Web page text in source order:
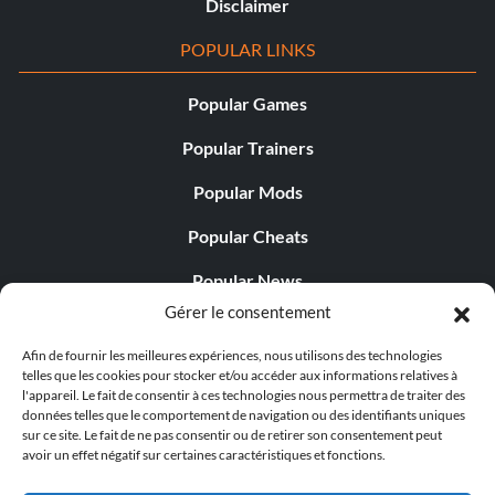
Gérer le consentement
Afin de fournir les meilleures expériences, nous utilisons des technologies
telles que les cookies pour stocker et/ou accéder aux informations relatives à
l'appareil. Le fait de consentir à ces technologies nous permettra de traiter des
données telles que le comportement de navigation ou des identifiants uniques
sur ce site. Le fait de ne pas consentir ou de retirer son consentement peut
avoir un effet négatif sur certaines caractéristiques et fonctions.
Disclaimer
POPULAR LINKS
Popular Games
Popular Trainers
Popular Mods
Popular Cheats
Popular News
Popular Editorials
Popular Free Games
LATEST UPDATES